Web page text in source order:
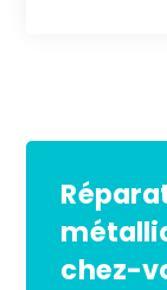
chez-